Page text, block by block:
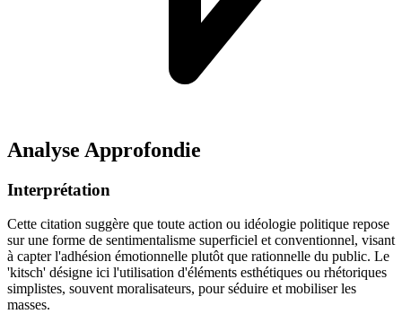
Analyse Approfondie
Interprétation
Cette citation suggère que toute action ou idéologie politique repose
sur une forme de sentimentalisme superficiel et conventionnel, visant
à capter l'adhésion émotionnelle plutôt que rationnelle du public. Le
'kitsch' désigne ici l'utilisation d'éléments esthétiques ou rhétoriques
simplistes, souvent moralisateurs, pour séduire et mobiliser les
masses.